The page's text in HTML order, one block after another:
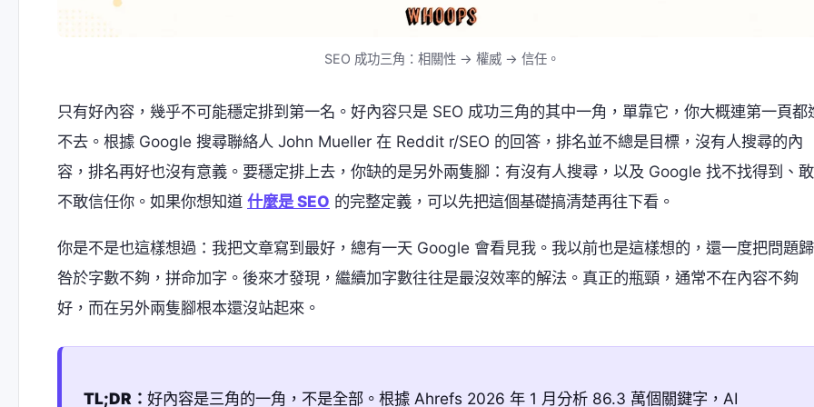
SEO 成功三角：相關性 → 權威 → 信任。
只有好內容，幾乎不可能穩定排到第一名。好內容只是 SEO 成功三角的其中一角，單靠它，你大概連第一頁都
不去。根據 Google 搜尋聯絡人 John Mueller 在 Reddit r/SEO 的回答，排名並不總是目標，沒有人搜尋的內
容，排名再好也沒有意義。要穩定排上去，你缺的是另外兩隻腳：有沒有人搜尋，以及 Google 找不找得到、敢
不敢信任你。如果你想知道 什麼是 SEO 的完整定義，可以先把這個基礎搞清楚再往下看。
你是不是也這樣想過：我把文章寫到最好，總有一天 Google 會看見我。我以前也是這樣想的，還一度把問題歸
咎於字數不夠，拼命加字。後來才發現，繼續加字數往往是最沒效率的解法。真正的瓶頸，通常不在內容不夠
好，而在另外兩隻腳根本還沒站起來。
TL;DR： 好內容是三角的一角，不是全部。根據 Ahrefs 2026 年 1 月分析 86.3 萬個關鍵字，AI